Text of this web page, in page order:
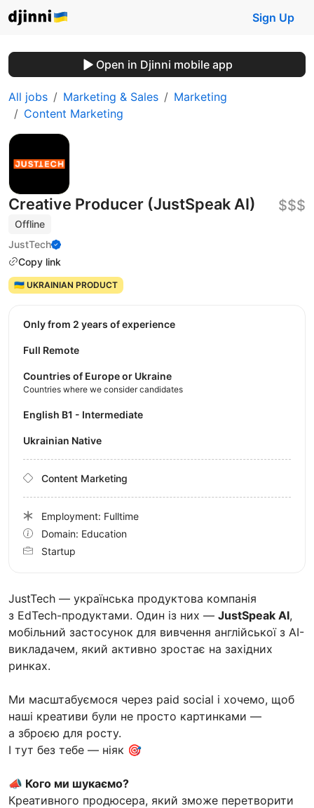
Sign Up
Open in Djinni mobile app
All jobs Marketing & Sales
Marketing
Content Marketing
Creative Producer (JustSpeak AI)
Offline
JustTech
Copy link
$$$
🇺🇦 UKRAINIAN PRODUCT
JustTech — українська продуктова компанія
з EdTech-продуктами. Один із них — JustSpeak AI,
мобільний застосунок для вивчення англійської з AI-
викладачем, який активно зростає на західних
ринках.
Ми масштабуємося через paid social і хочемо, щоб
наші креативи були не просто картинками —
а зброєю для росту.
І тут без тебе — ніяк 🎯
📣 Кого ми шукаємо?
Креативного продюсера, який зможе перетворити
Only from 2 years of experience
Full Remote
Countries of Europe or Ukraine
Countries where we consider candidates
English B1 - Intermediate
Ukrainian Native
Content Marketing
Employment: Fulltime
Domain: Education
Startup